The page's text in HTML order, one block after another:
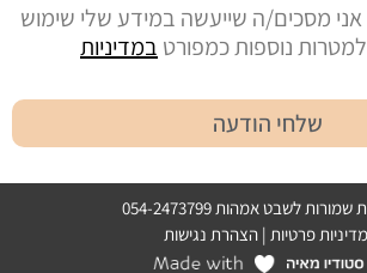
מסכים/ה שייעשה במידע שלי שימוש
ולמטרות נוספות כמפורט במדיניות
שלחי הודעה
לשבט אמהות 054-2473799
מדיניות פרטיות | הצהרת נגישות